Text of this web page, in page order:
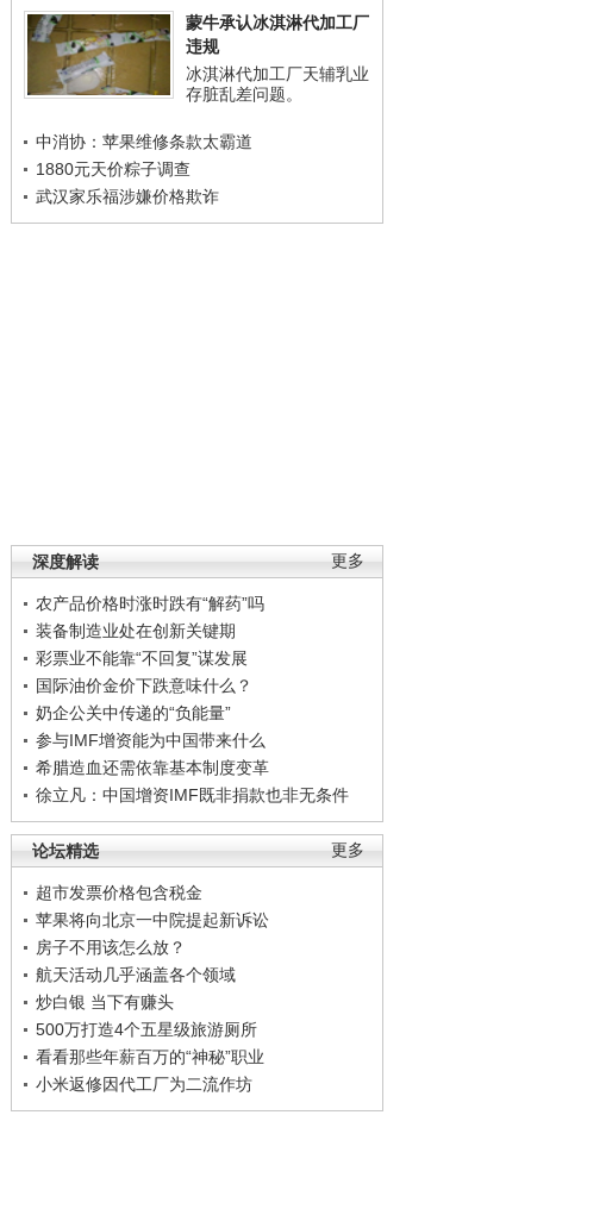
蒙牛承认冰淇淋代加工厂
违规
冰淇淋代加工厂天辅乳业
存脏乱差问题。
中消协：苹果维修条款太霸道
1880元天价粽子调查
武汉家乐福涉嫌价格欺诈
更多
深度解读
农产品价格时涨时跌有“解药”吗
装备制造业处在创新关键期
彩票业不能靠“不回复”谋发展
国际油价金价下跌意味什么？
奶企公关中传递的“负能量”
参与IMF增资能为中国带来什么
希腊造血还需依靠基本制度变革
徐立凡：中国增资IMF既非捐款也非无条件
更多
论坛精选
超市发票价格包含税金
苹果将向北京一中院提起新诉讼
房子不用该怎么放？
航天活动几乎涵盖各个领域
炒白银 当下有赚头
500万打造4个五星级旅游厕所
看看那些年薪百万的“神秘”职业
小米返修因代工厂为二流作坊